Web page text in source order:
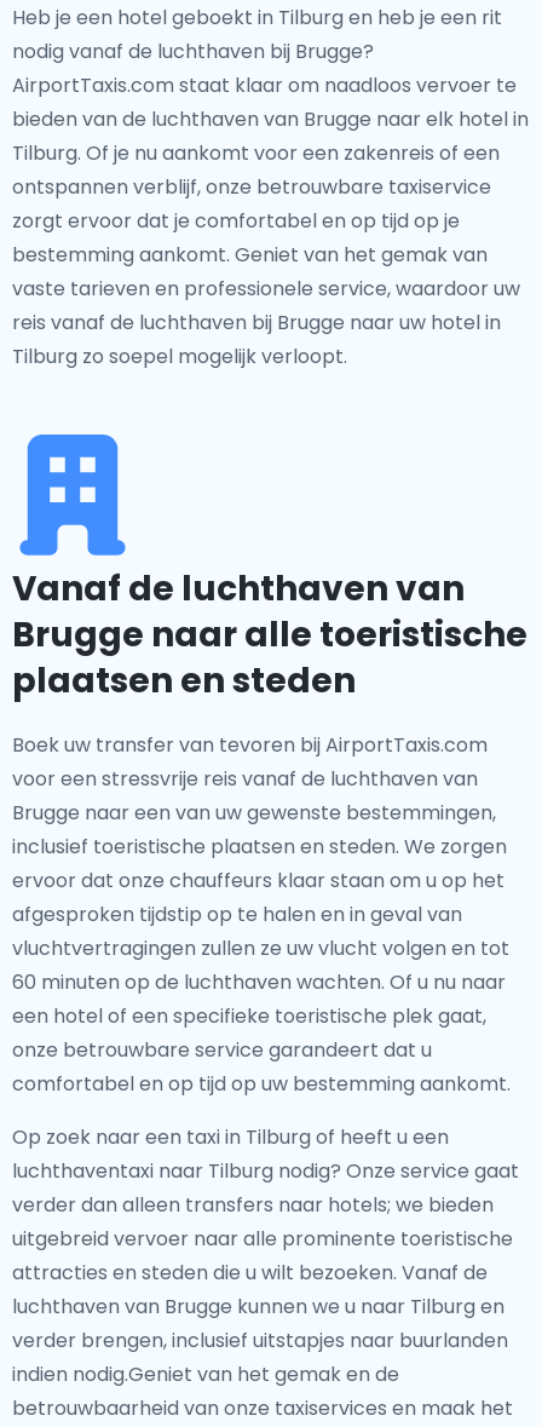
Heb je een hotel geboekt in Tilburg en heb je een rit
nodig vanaf de luchthaven bij Brugge?
AirportTaxis.com staat klaar om naadloos vervoer te
bieden van de luchthaven van Brugge naar elk hotel in
Tilburg. Of je nu aankomt voor een zakenreis of een
ontspannen verblijf, onze betrouwbare taxiservice
zorgt ervoor dat je comfortabel en op tijd op je
bestemming aankomt. Geniet van het gemak van
vaste tarieven en professionele service, waardoor uw
reis vanaf de luchthaven bij Brugge naar uw hotel in
Tilburg zo soepel mogelijk verloopt.
Vanaf de luchthaven van
Brugge naar alle toeristische
plaatsen en steden
Boek uw transfer van tevoren bij AirportTaxis.com
voor een stressvrije reis vanaf de luchthaven van
Brugge naar een van uw gewenste bestemmingen,
inclusief toeristische plaatsen en steden. We zorgen
ervoor dat onze chauffeurs klaar staan om u op het
afgesproken tijdstip op te halen en in geval van
vluchtvertragingen zullen ze uw vlucht volgen en tot
60 minuten op de luchthaven wachten. Of u nu naar
een hotel of een specifieke toeristische plek gaat,
onze betrouwbare service garandeert dat u
comfortabel en op tijd op uw bestemming aankomt.
Op zoek naar een taxi in Tilburg of heeft u een
luchthaventaxi naar Tilburg nodig? Onze service gaat
verder dan alleen transfers naar hotels; we bieden
uitgebreid vervoer naar alle prominente toeristische
attracties en steden die u wilt bezoeken. Vanaf de
luchthaven van Brugge kunnen we u naar Tilburg en
verder brengen, inclusief uitstapjes naar buurlanden
indien nodig.Geniet van het gemak en de
betrouwbaarheid van onze taxiservices en maak het